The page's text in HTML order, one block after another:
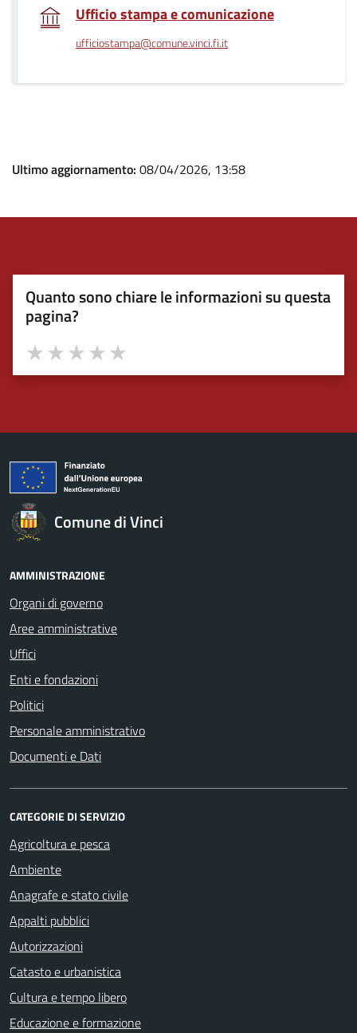
Ufficio stampa e comunicazione.
ufficiostampa@comune.vinci.fi.it
Ultimo aggiornamento: 08/04/2026, 13:58
Quanto sono chiare le informazioni su questa
pagina?
Valuta 5 stelle su 5
Valuta 4 stelle su 5
Valuta 3 stelle su 5
Valuta 2 stelle su 5
Valuta 1 stelle su 5
Comune di Vinci
AMMINISTRAZIONE
Organi di governo
Aree amministrative
Uffici
Enti e fondazioni
Politici
Personale amministrativo
Documenti e Dati
CATEGORIE DI SERVIZIO
Agricoltura e pesca
Ambiente
Anagrafe e stato civile
Appalti pubblici
Autorizzazioni
Catasto e urbanistica
Cultura e tempo libero
Educazione e formazione